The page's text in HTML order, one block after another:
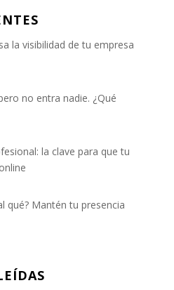
la visibilidad de tu empresa
no entra nadie. ¿Qué
la clave para que tu
qué? Mantén tu presencia